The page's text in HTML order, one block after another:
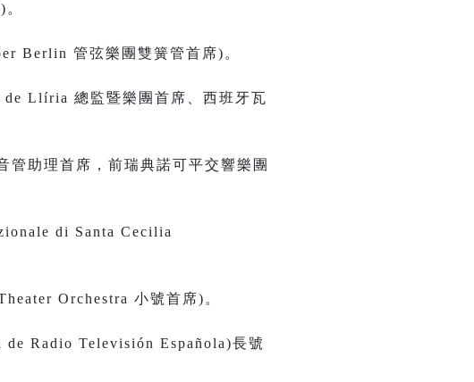
Berlin 管弦樂團雙簧管首席)。
Llíria 總監暨樂團首席、西班牙瓦
助理首席，前瑞典諾可平交響樂團
di Santa Cecilia
Orchestra 小號首席)。
Radio Televisión Española)長號